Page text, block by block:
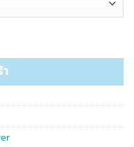
kg.) ชิ้น